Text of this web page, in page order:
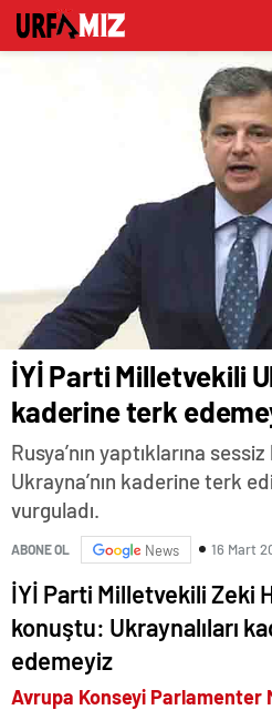
İYİ Parti Milletvekili
kaderine terk
Rusya’nın yaptıklarına
Ukrayna’nın kaderine terk
vurguladı.
ABONE OL News 16 Mart
İYİ Parti Milletvekili Zeki
konuştu: Ukraynalıları
edemeyiz
Avrupa Konseyi Parlamenter